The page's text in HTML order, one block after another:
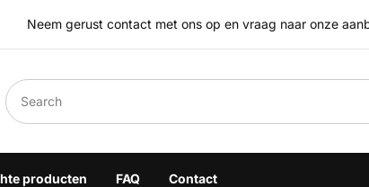
Neem gerust contact met ons op en vraag naar onze
producten FAQ Contact